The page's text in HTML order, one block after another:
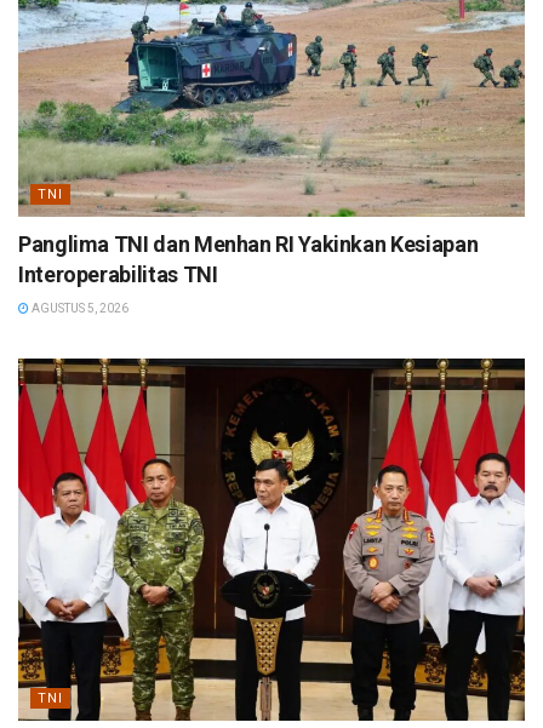
TNI
Panglima TNI dan Menhan RI Yakinkan Kesiapan
Interoperabilitas TNI
AGUSTUS 5, 2026
TNI